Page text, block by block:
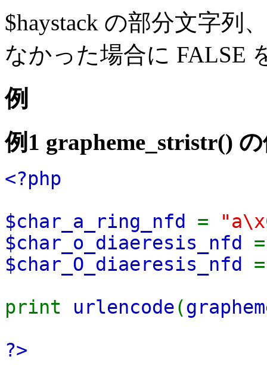
$haystack の部分文字列
なかった場合に FALSE
例
例1 grapheme_stristr()
<?php
$char_a_ring_nfd =
$char_o_diaeresis_nfd
$char_O_diaeresis_nfd
print urlencode(
?>